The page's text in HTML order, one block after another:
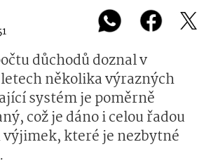
důchodů doznal v
několika výrazných
systém je poměrně
což je dáno i celou řadou
které je nezbytné